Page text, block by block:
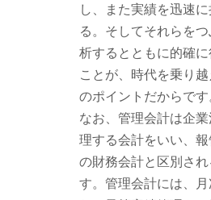
し、また実績を迅速
る。そしてそれらを
析するとともに的確に
ことが、時代を乗り
のポイントだからです
なお、管理会計は企
理する会計をいい、
の財務会計と区別さ
す。管理会計には、